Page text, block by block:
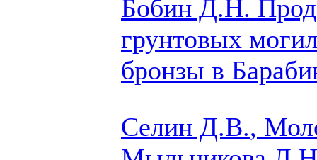
Бобин Д.Н.
грунтовых
бронзы в
Селин Д.В.,